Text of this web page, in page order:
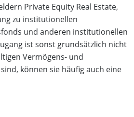
Private Equity Real Estate,
zu institutionellen
und anderen institutionellen
ist sonst grundsätzlich nicht
Vermögens- und
können sie häufig auch eine